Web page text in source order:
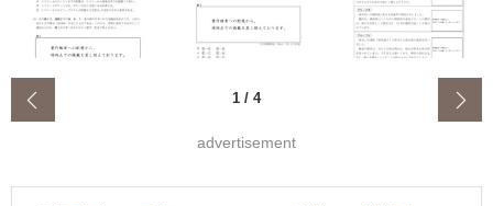
1 / 4
advertisement